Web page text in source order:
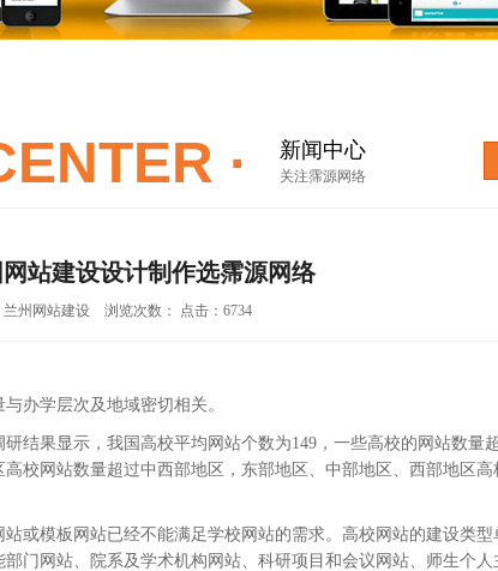
· 新闻中心
关注霈源网络
站建设设计制作选霈源网络
兰州网站建设 浏览次数： 点击：6734
办学层次及地域密切相关。
结果显示，我国高校平均网站个数为149，一些高校的网站数量
校网站数量超过中西部地区，东部地区、中部地区、西部地区高
或模板网站已经不能满足学校网站的需求。高校网站的建设类
门网站、院系及学术机构网站、科研项目和会议网站、师生个